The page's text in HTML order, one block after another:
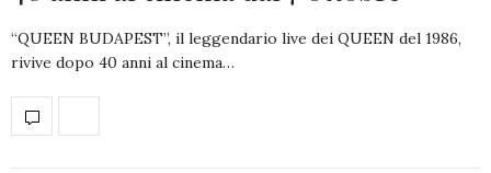
“QUEEN BUDAPEST”, il leggendario live dei QUEEN del 1986,
rivive dopo 40 anni al cinema…